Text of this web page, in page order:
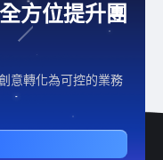
方位提升團
意轉化為可控的業務